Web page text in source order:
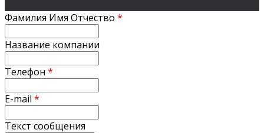
Фамилия Имя Отчество *
Название компании
Телефон *
E-mail *
Текст сообщения